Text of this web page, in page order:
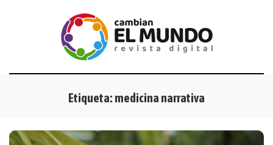
Etiqueta:medicina narrativa